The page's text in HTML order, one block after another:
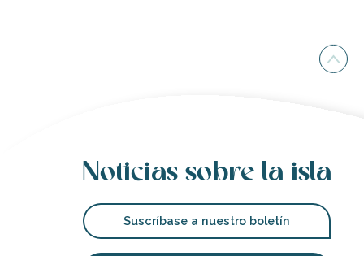
Noticias sobre la isla
Suscríbase a nuestro boletín